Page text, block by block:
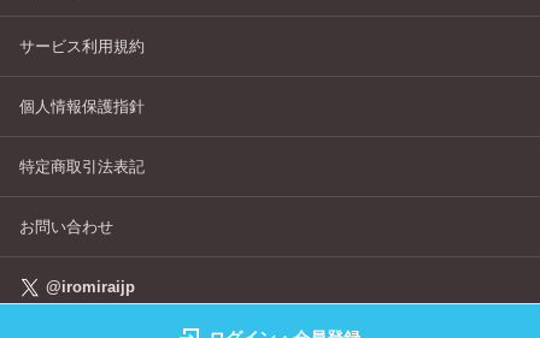
サービス利用規約
個人情報保護指針
特定商取引法表記
お問い合わせ
@iromiraijp